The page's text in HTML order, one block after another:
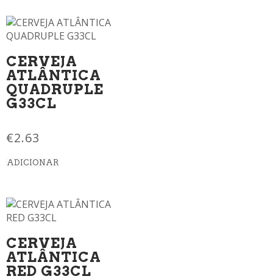
CERVEJA
ATLÂNTICA
QUADRUPLE
G33CL
€2.63
ADICIONAR
CERVEJA
ATLÂNTICA
RED G33CL